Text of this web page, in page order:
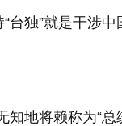
独”就是干涉中
地将赖称为“总